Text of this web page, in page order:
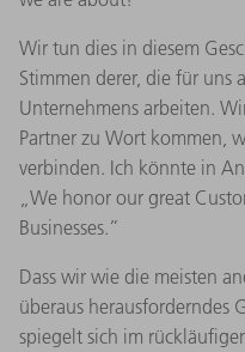
Wir tun dies in diesem
Stimmen derer, die für uns
Unternehmens arbeiten.
Partner zu Wort kommen,
verbinden. Ich könnte in
„We honor our great
Businesses.”
Dass wir wie die meisten
überaus herausforderndes
spiegelt sich im